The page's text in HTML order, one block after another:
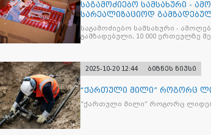
საგამოძიებო სამსახური -
სარეალიზაციოდ
„Jacobs Monar
საგამოძიებო სამსახური -
გამზადებული, 10 000 ერთეულზე
2025-10-20 12:44
ბიზნეს ნიუსი
“ქართული მილი” როგორც
“ქართული მილი” როგორც